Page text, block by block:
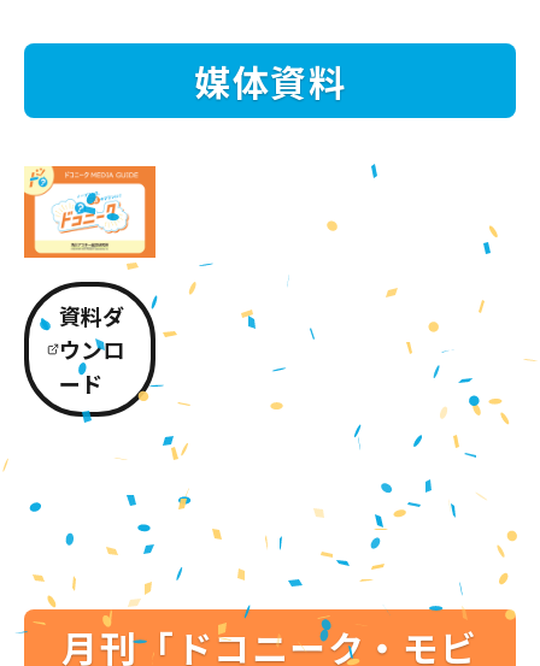
媒体資料
資料ダ
ウンロ
ード
月刊「ドコニーク・モビ